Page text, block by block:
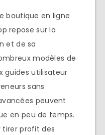
boutique en ligne
repose sur la
et de sa
modèles de
guides utilisateur
sans
peuvent
en peu de temps.
profit des